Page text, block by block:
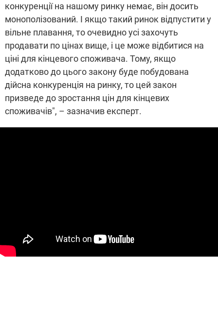
конкуренції на нашому ринку немає, він досить
монополізований. І якщо такий ринок відпустити у
вільне плавання, то очевидно усі захочуть
продавати по цінах вище, і це може відбитися на
ціні для кінцевого споживача. Тому, якщо
додатково до цього закону буде побудована
дійсна конкуренція на ринку, то цей закон
призведе до зростання цін для кінцевих
споживачів", – зазначив експерт.